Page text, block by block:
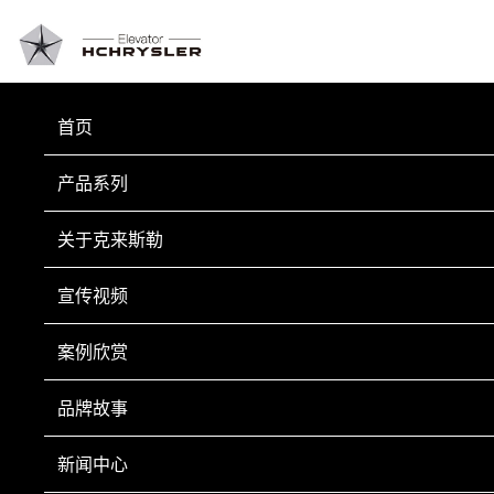
首页
产品系列
关于克来斯勒
宣传视频
案例欣赏
品牌故事
新闻中心
宣传视频
©杭州克来斯勒电梯有限公司备案号：